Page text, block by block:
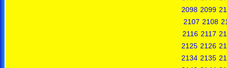
2098 2099
2107 2108
2116 2117
2125 2126
2134 2135